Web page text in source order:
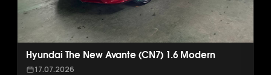
Hyundai The New Avante (CN7) 1.6 Modern
17.07.2026